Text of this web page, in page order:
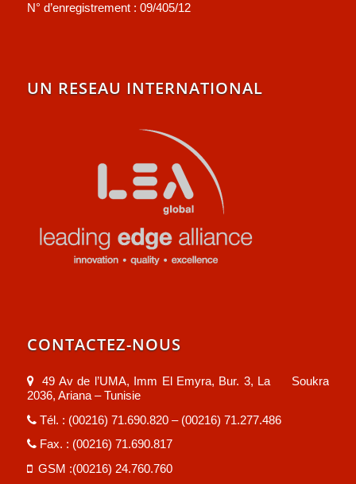
N° d’enregistrement : 09/405/12
UN RESEAU INTERNATIONAL
CONTACTEZ-NOUS
49 Av de l’UMA, Imm El Emyra, Bur. 3, La Soukra
2036, Ariana – Tunisie
Tél. : (00216) 71.690.820 – (00216) 71.277.486
Fax. : (00216) 71.690.817
GSM :(00216) 24.760.760